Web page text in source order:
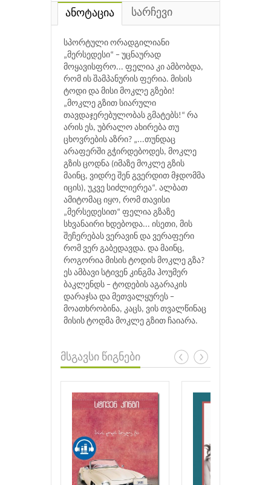
ანოტაცია სარჩევი
სპორტული ორადგილიანი
„მერსედესი“ − უცნაურად
მოყავისფრო... ფელია კი ამბობდა,
რომ ის შამპანურის ფერია. მისის
ტოდი და მისი მოკლე გზები!
„მოკლე გზით სიარული
თავდაჯერებულობას გმატებს!“ რა
არის ეს, უბრალო ახირება თუ
ცხოვრების აზრი? „...თუნდაც
არაფერში გჭირდებოდეს, მოკლე
გზის ცოდნა (იმაზე მოკლე გზის
მაინც, ვიდრე შენ გვერდით მჯდომმა
იცის), უკვე სიძლიერეა“. ალბათ
ამიტომაც იყო, რომ თავისი
„მერსედესით“ ფელია გზაზე
სხვანაირი ხდებოდა... ისეთი, მის
შეჩერებას ვერავინ და ვერაფერი
რომ ვერ გაბედავდა. და მაინც,
როგორია მისის ტოდის მოკლე გზა?
ეს ამბავი სტივენ კინგმა ჰოუმერ
ბაკლენდს − ტოდების აგარაკის
დარაჯსა და მეთვალყურეს −
მოათხრობინა, კაცს, ვის თვალწინაც
მისის ტოდმა მოკლე გზით ჩაიარა.
მსგავსი წიგნები